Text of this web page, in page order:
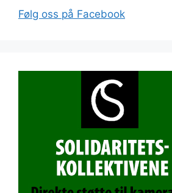
Følg oss på Facebook